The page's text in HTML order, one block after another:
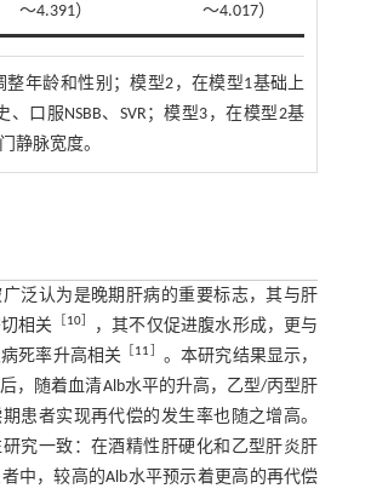
～4.391）
～4.017）
整年龄和性别；模型2，在模型1基础上
、口服NSBB、SVR；模型3，在模型2基
静脉宽度。
泛认为是晚期肝病的重要标志，其与肝
相关
10］
，其不仅促进腹水形成，更与
死率升高相关
11
。本研究结果显示，
，随着血清Alb水平的升高，乙型/丙型肝
患者实现再代偿的发生率也随之增高。
究一致：在酒精性肝硬化和乙型肝炎肝
中，较高的Alb水平预示着更高的再代偿